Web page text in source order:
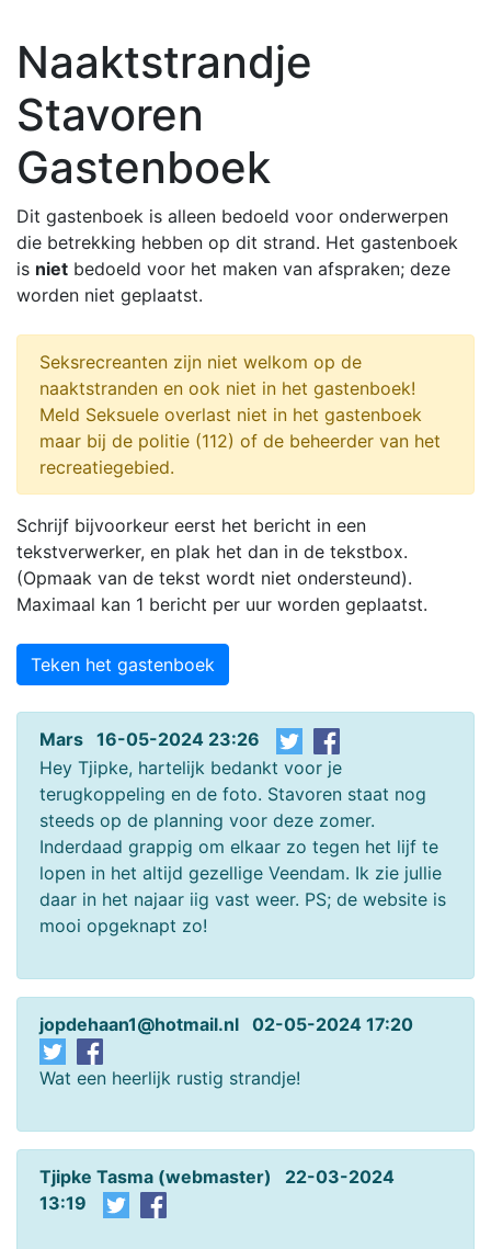
Naaktstrandje
Stavoren
Gastenboek
Dit gastenboek is alleen bedoeld voor onderwerpen
die betrekking hebben op dit strand. Het gastenboek
is niet bedoeld voor het maken van afspraken; deze
worden niet geplaatst.
Seksrecreanten zijn niet welkom op de
naaktstranden en ook niet in het gastenboek!
Meld Seksuele overlast niet in het gastenboek
maar bij de politie (112) of de beheerder van het
recreatiegebied.
Schrijf bijvoorkeur eerst het bericht in een
tekstverwerker, en plak het dan in de tekstbox.
(Opmaak van de tekst wordt niet ondersteund).
Maximaal kan 1 bericht per uur worden geplaatst.
Teken het gastenboek
Mars 16-05-2024 23:26
Hey Tjipke, hartelijk bedankt voor je
terugkoppeling en de foto. Stavoren staat nog
steeds op de planning voor deze zomer.
Inderdaad grappig om elkaar zo tegen het lijf te
lopen in het altijd gezellige Veendam. Ik zie jullie
daar in het najaar iig vast weer. PS; de website is
mooi opgeknapt zo!
jopdehaan1@hotmail.nl 02-05-2024 17:20
Wat een heerlijk rustig strandje!
Tjipke Tasma (webmaster) 22-03-2024
13:19